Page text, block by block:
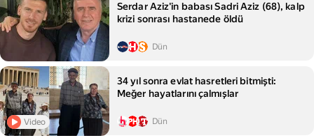
Serdar Aziz'in babası Sadri Aziz (68), kalp
krizi sonrası hastanede öldü
Dün
Video
34 yıl sonra evlat hasretleri bitmişti:
Meğer hayatlarını çalmışlar
Dün